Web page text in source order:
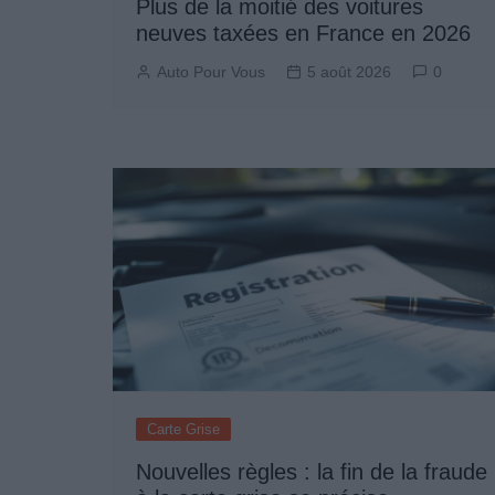
Plus de la moitié des voitures
neuves taxées en France en 2026
Auto Pour Vous 5 août 2026 0
Carte Grise
Nouvelles règles : la fin de la fraude